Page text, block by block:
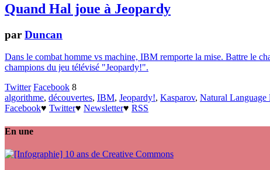
Quand Hal joue à Jeopardy
par Duncan
Dans le combat homme vs machine, IBM remporte la mise. Battre le
champions du jeu télévisé "Jeopardy!".
Twitter Facebook 8
algorithme, découvertes, IBM, Jeopardy!, Kasparov, Natural Language
Facebook♥ Twitter♥ Newsletter♥ RSS
En une